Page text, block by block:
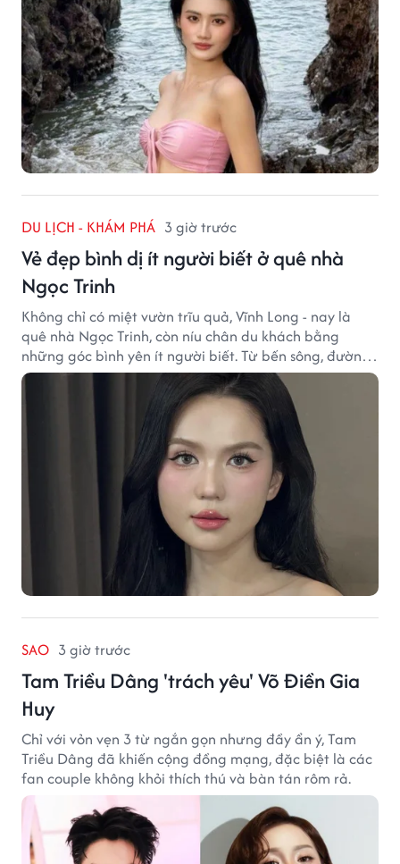
DU LỊCH - KHÁM PHÁ 3 giờ trước
Vẻ đẹp bình dị ít người biết ở quê nhà
Ngọc Trinh
Không chỉ có miệt vườn trĩu quả, Vĩnh Long - nay là
quê nhà Ngọc Trinh, còn níu chân du khách bằng
những góc bình yên ít người biết. Từ bến sông, đường
quê đến nhịp sống chậm rãi, tất cả tạo nên sức hút rất
riêng của vùng đất miền Tây.
SAO 3 giờ trước
Tam Triều Dâng 'trách yêu' Võ Điền Gia
Huy
Chỉ với vỏn vẹn 3 từ ngắn gọn nhưng đầy ẩn ý, Tam
Triều Dâng đã khiến cộng đồng mạng, đặc biệt là các
fan couple không khỏi thích thú và bàn tán rôm rả.